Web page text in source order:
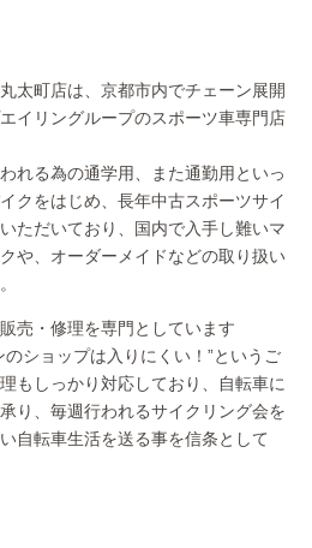
太町店は、京都市内でチェーン展開
イリングループのスポーツ車専門店
れる為の通学用、また通勤用といっ
クをはじめ、長年中古スポーツサイ
ただいており、国内で入手し難いマ
や、オーダーメイドなどの取り扱い
売・修理を専門としています
ショップは入りにくい！”というご
もしっかり対応しており、自転車に
り、毎週行われるサイクリング会を
自転車生活を送る事を信条として